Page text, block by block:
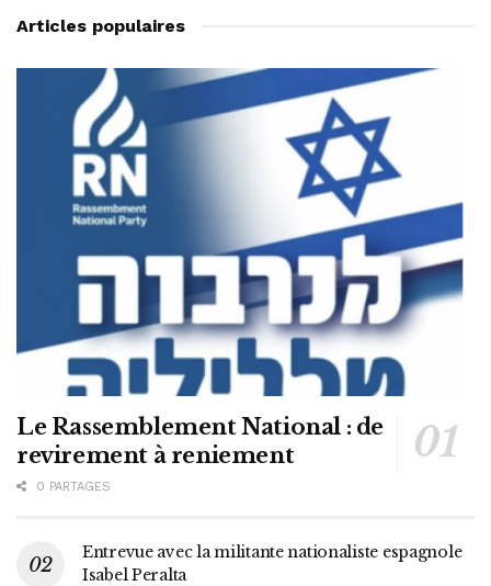
Articles populaires
Le Rassemblement National : de
revirement à reniement
0 PARTAGES
Entrevue avec la militante nationaliste espagnole
Isabel Peralta